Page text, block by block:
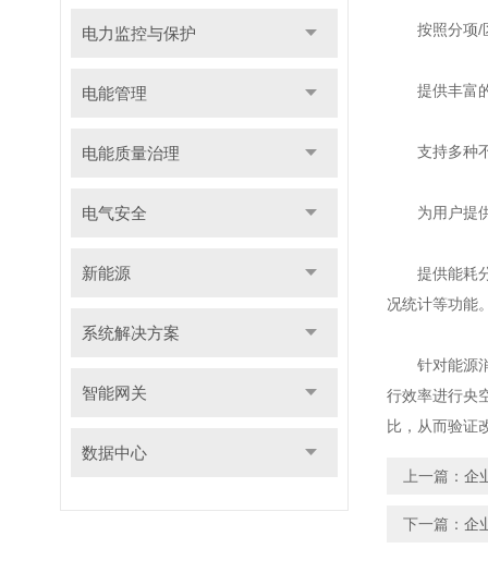
电力监控与保护
电能管理
电能质量治理
电气安全
新能源
系统解决方案
智能网关
数据中心
按照分项/区
提供丰富的
支持多种不
为用户提供
提供能耗分
况统计等功能
针对能源消
行效率进行央
比，从而验证
上一篇： 企
下一篇： 企